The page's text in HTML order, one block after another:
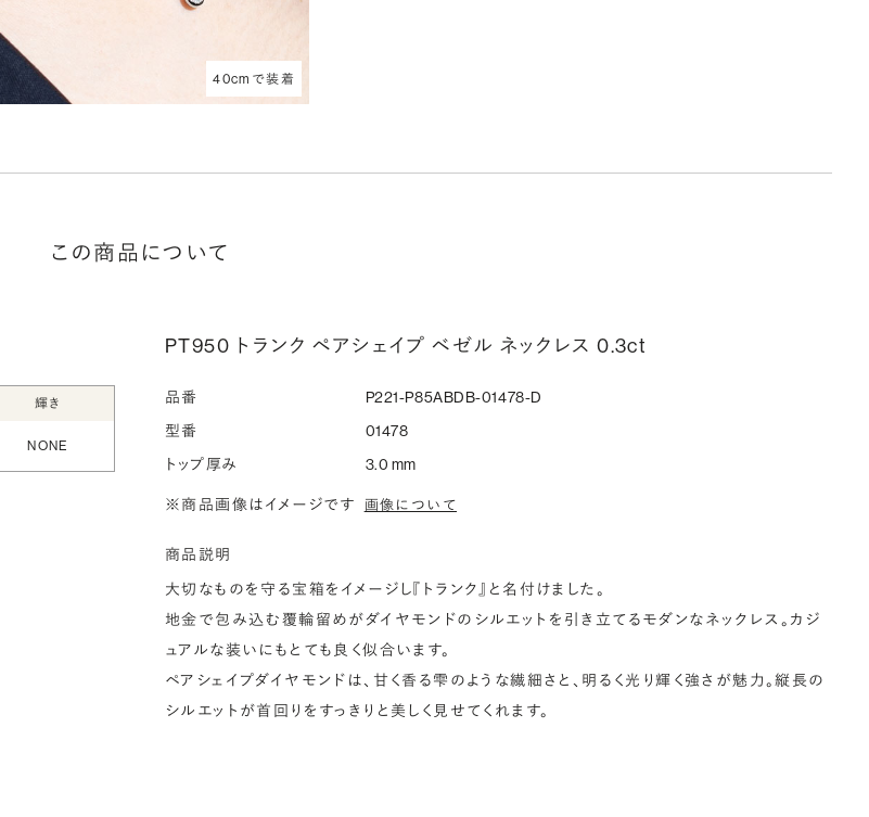
40cmで装着
この商品について
輝き
NONE
PT950 トランク ペアシェイプ ベゼル ネックレス 0.3ct
品番
P221-P85ABDB-01478-D
型番
01478
トップ厚み
3.0 mm
※商品画像はイメージです 画像について
商品説明
大切なものを守る宝箱をイメージし『トランク』と名付けました。
地金で包み込む覆輪留めがダイヤモンドのシルエットを引き立てるモダンなネックレス。カジ
ュアルな装いにもとても良く似合います。
ペアシェイプダイヤモンドは、甘く香る雫のような繊細さと、明るく光り輝く強さが魅力。縦長の
シルエットが首回りをすっきりと美しく見せてくれます。